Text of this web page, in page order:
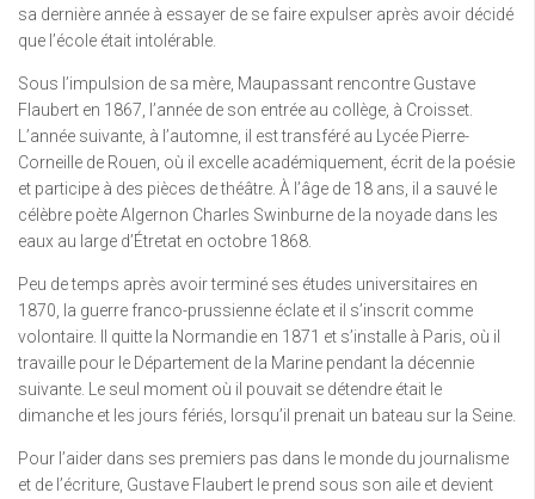
sa dernière année à essayer de se faire expulser après avoir décidé
que l’école était intolérable.
Sous l’impulsion de sa mère, Maupassant rencontre Gustave
Flaubert en 1867, l’année de son entrée au collège, à Croisset.
L’année suivante, à l’automne, il est transféré au Lycée Pierre-
Corneille de Rouen, où il excelle académiquement, écrit de la poésie
et participe à des pièces de théâtre. À l’âge de 18 ans, il a sauvé le
célèbre poète Algernon Charles Swinburne de la noyade dans les
eaux au large d’Étretat en octobre 1868.
Peu de temps après avoir terminé ses études universitaires en
1870, la guerre franco-prussienne éclate et il s’inscrit comme
volontaire. Il quitte la Normandie en 1871 et s’installe à Paris, où il
travaille pour le Département de la Marine pendant la décennie
suivante. Le seul moment où il pouvait se détendre était le
dimanche et les jours fériés, lorsqu’il prenait un bateau sur la Seine.
Pour l’aider dans ses premiers pas dans le monde du journalisme
et de l’écriture, Gustave Flaubert le prend sous son aile et devient